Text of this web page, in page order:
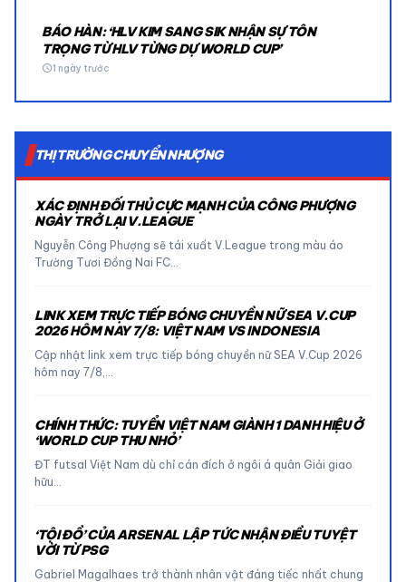
BÁO HÀN: ‘HLV KIM SANG SIK NHẬN SỰ TÔN
TRỌNG TỪ HLV TỪNG DỰ WORLD CUP’
schedule1 ngày trước
THỊ TRƯỜNG CHUYỂN NHƯỢNG
XÁC ĐỊNH ĐỐI THỦ CỰC MẠNH CỦA CÔNG PHƯỢNG
NGÀY TRỞ LẠI V.LEAGUE
Nguyễn Công Phượng sẽ tái xuất V.League trong màu áo
Trường Tươi Đồng Nai FC…
LINK XEM TRỰC TIẾP BÓNG CHUYỀN NỮ SEA V.CUP
2026 HÔM NAY 7/8: VIỆT NAM VS INDONESIA
Cập nhật link xem trực tiếp bóng chuyền nữ SEA V.Cup 2026
hôm nay 7/8,…
CHÍNH THỨC: TUYỂN VIỆT NAM GIÀNH 1 DANH HIỆU Ở
‘WORLD CUP THU NHỎ’
ĐT futsal Việt Nam dù chỉ cán đích ở ngôi á quân Giải giao
hữu…
‘TỘI ĐỒ’ CỦA ARSENAL LẬP TỨC NHẬN ĐIỀU TUYỆT
VỜI TỪ PSG
Gabriel Magalhaes trở thành nhân vật đáng tiếc nhất chung